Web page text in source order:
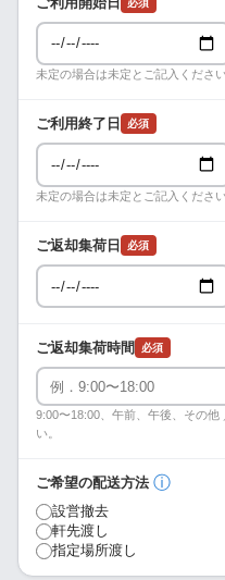
未定の場合は未定とご記入ください
ご利用終了日 必須
未定の場合は未定とご記入ください
ご返却集荷日 必須
ご返却集荷時間 必須
9:00〜18:00、午前、午後、その
い。
ご希望の配送方法 ⓘ
設営撤去
軒先渡し
指定場所渡し